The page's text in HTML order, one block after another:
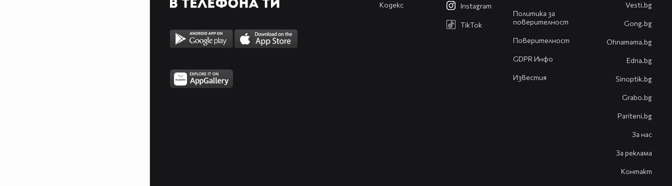
Кодекс
Политика за
поверителност
Поверителност
GDPR Инфо
Известия
Instagram
TikTok
Vesti.bg
Gong.bg
Оhnamama.bg
Edna.bg
Sinoptik.bg
Grabo.bg
Pariteni.bg
За нас
За реклама
Контакт